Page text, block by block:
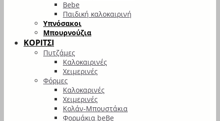
Bebe
Παιδική καλοκαιρινή
Υπνόσακοι
Μπουρνούζια
ΚΟΡΙΤΣΙ
Πυτζάμες
Καλοκαιρινές
Χειμερινές
Φόρμες
Καλοκαρινές
Χειμερινές
Κολάν-Μπουστάκια
Φορμάκια beBe